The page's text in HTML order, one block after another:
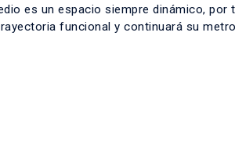
es un espacio siempre dinámico, por
funcional y continuará su